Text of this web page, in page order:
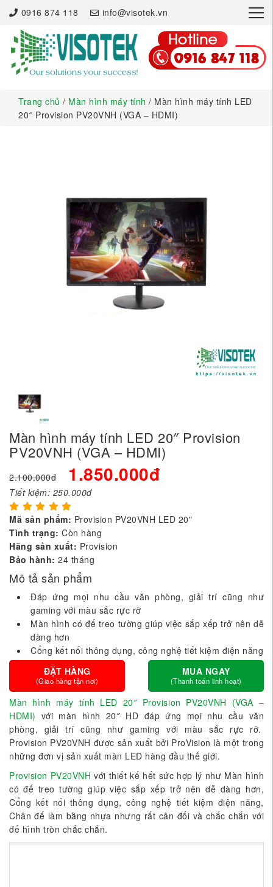
0916 874 118 info@visotek.vn ×
Trang chủ / Màn hình máy tính / Màn hình máy tính LED
20″ Provision PV20VNH (VGA – HDMI)
Màn hình máy tính LED 20″ Provision
PV20VNH (VGA – HDMI)
2.100.000đ 1.850.000đ
Tiết kiệm: 250.000đ
Mã sản phẩm: Provision PV20VNH LED 20"
Tình trạng: Còn hàng
Hãng sản xuất: Provision
Bảo hành: 24 tháng
Mô tả sản phẩm
Đáp ứng mọi nhu cầu văn phòng, giải trí cũng như
gaming với màu sắc rực rỡ
Màn hình có đế treo tường giúp việc sắp xếp trở nên dễ
dàng hơn
Cổng kết nối thông dụng, công nghệ tiết kiệm điện năng
ĐẶT HÀNG
(Giao hàng tận nơi)
MUA NGAY
(Thanh toán linh hoạt)
Màn hình máy tính LED 20″ Provision PV20VNH (VGA –
HDMI) với màn hình 20″ HD đáp ứng mọi nhu cầu văn
phòng, giải trí cũng như gaming với màu sắc rực rỡ.
Provision PV20VNH được sản xuất bởi ProVision là một trong
những đơn vị sản xuất màn LED hàng đầu thế giới.
Provision PV20VNH với thiết kế hết sức hợp lý như Màn hình
có đế treo tường giúp việc sắp xếp trở nên dễ dàng hơn,
Cổng kết nối thông dụng, công nghệ tiết kiệm điện năng,
Chân đế làm bằng nhựa nhưng rất cân đối và chắc chắn với
đế hình tròn chắc chắn.